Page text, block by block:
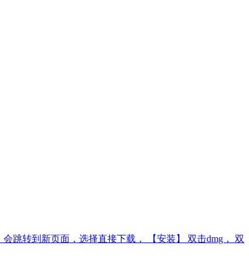
会跳转到新页面，选择直接下载， 【安装】 双击dmg， 双